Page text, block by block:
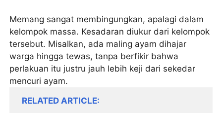
Memang sangat membingungkan, apalagi dalam
kelompok massa. Kesadaran diukur dari kelompok
tersebut. Misalkan, ada maling ayam dihajar
warga hingga tewas, tanpa berfikir bahwa
perlakuan itu justru jauh lebih keji dari sekedar
mencuri ayam.
RELATED ARTICLE